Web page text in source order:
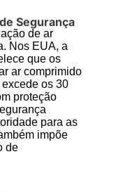
Segurança
de ar
Nos EUA, a
que os
ar comprimido
os 30
proteção
para as
impõe
de